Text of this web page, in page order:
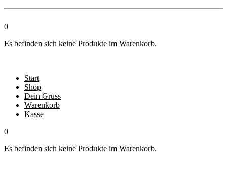
0
Es befinden sich keine Produkte im Warenkorb.
Start
Shop
Dein Gruss
Warenkorb
Kasse
0
Es befinden sich keine Produkte im Warenkorb.